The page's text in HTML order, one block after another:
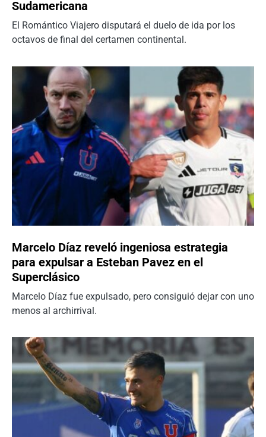
Sudamericana
El Romántico Viajero disputará el duelo de ida por los
octavos de final del certamen continental.
Marcelo Díaz reveló ingeniosa estrategia
para expulsar a Esteban Pavez en el
Superclásico
Marcelo Díaz fue expulsado, pero consiguió dejar con uno
menos al archirrival.